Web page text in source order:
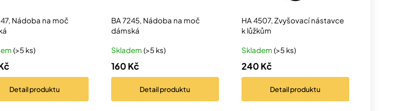
Nádoba na moč
(>5 ks)
Detailproduktu
BA 7245, Nádoba na moč
dámská
Skladem(>5 ks)
160 Kč
Detailproduktu
HA 4507, Zvyšovací nástavce
k lůžkům
Skladem(>5 ks)
240 Kč
Detailproduktu